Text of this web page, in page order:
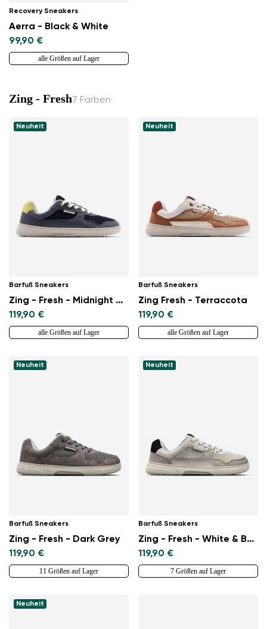
Lieferland auswählen
Recovery Sneakers
Aerra - Black & White
99,90 €
alle Größen auf Lager
Zing - Fresh7 Farben
Neuheit
Barfuß Sneakers
Zing - Fresh - Midnight Blue
119,90 €
alle Größen auf Lager
Neuheit
Barfuß Sneakers
Zing Fresh - Terraccota
119,90 €
alle Größen auf Lager
Neuheit
Barfuß Sneakers
Zing - Fresh - Dark Grey
119,90 €
11 Größen auf Lager
Neuheit
Barfuß Sneakers
Zing - Fresh - White & Beige
119,90 €
7 Größen auf Lager
Neuheit